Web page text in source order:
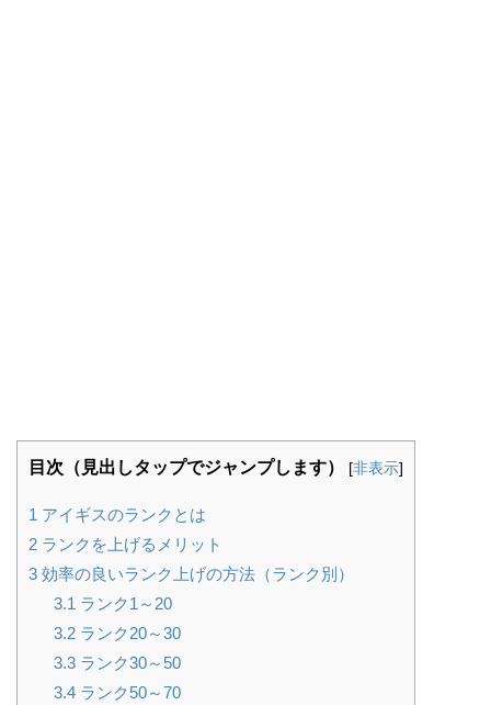
目次（見出しタップでジャンプします） [非表示]
1 アイギスのランクとは
2 ランクを上げるメリット
3 効率の良いランク上げの方法（ランク別）
3.1 ランク1～20
3.2ランク20～30
3.3ランク30～50
3.4ランク50～70